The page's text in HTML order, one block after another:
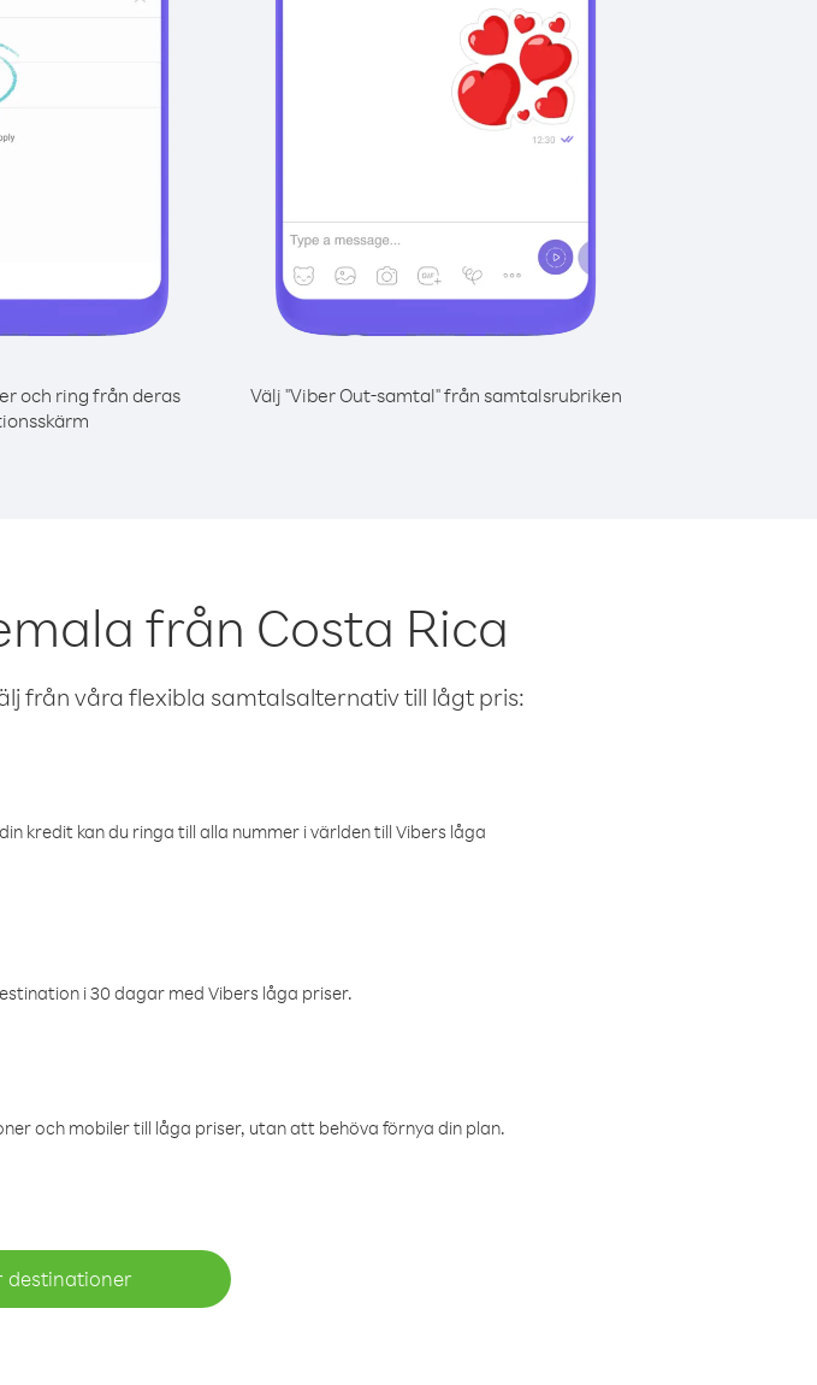
och ring från deras
Välj "Viber Out-samtal" från samtalsrubriken
från Costa Rica
från våra flexibla samtalsalternativ till lågt pris:
kredit kan du ringa till alla nummer i världen till Vibers låga
i 30 dagar med Vibers låga priser.
och mobiler till låga priser, utan att behöva förnya din plan.
destinationer